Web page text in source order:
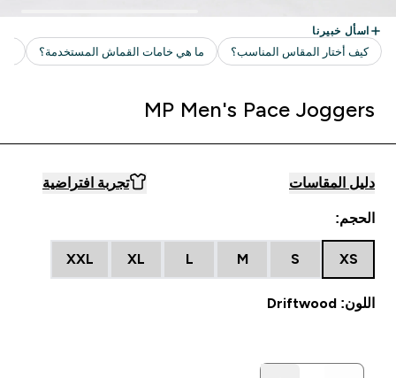
MP Men's Pace Joggers
دليل المقاسات تجربة افتراضية
الحجم:
XS
S
M
L
XL
XXL
اللون: Driftwood